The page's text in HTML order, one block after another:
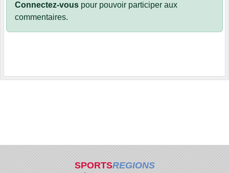
Connectez-vous pour pouvoir participer aux
commentaires.
SPORTSREGIONS